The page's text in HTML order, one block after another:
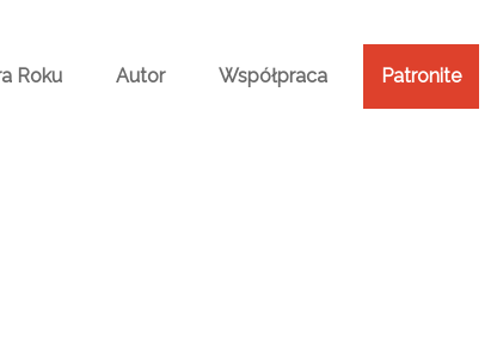
Roku Autor Współpraca Patronite